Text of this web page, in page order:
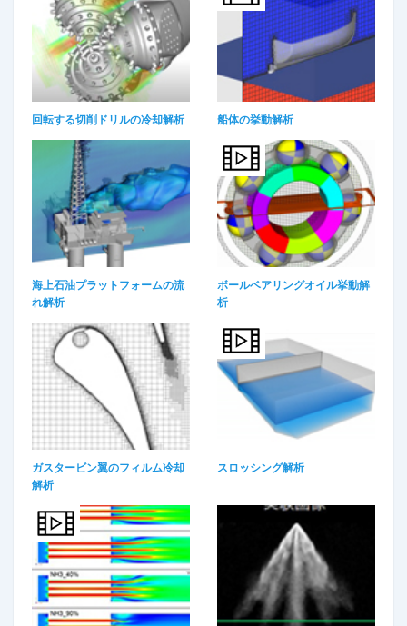
回転する切削ドリルの冷却解析 船体の挙動解析​
海上石油プラットフォームの流
れ解析​
ボールベアリングオイル挙動解
析
ガスタービン翼のフィルム冷却
解析
スロッシング解析